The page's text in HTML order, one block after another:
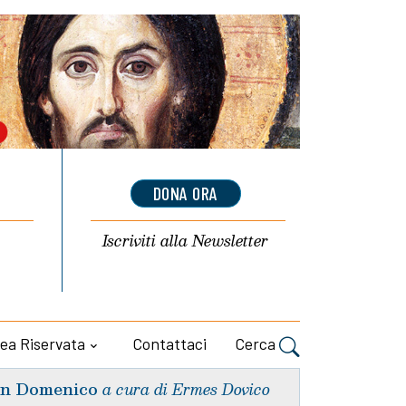
DONA ORA
Iscriviti allaNewsletter
Riservata Contattaci Cerca
Domenico a cura di Ermes Dovico